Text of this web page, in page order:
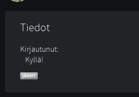
Tiedot
Kirjautunut:
Kyllä!